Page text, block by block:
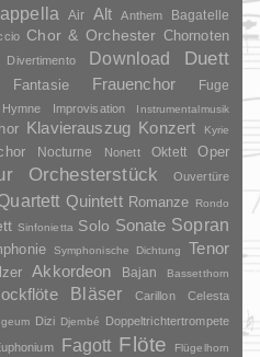
Air Alt Anthem Bagatelle
Chor & Orchester Chornoten
Divertimento Download
Duett
Fantasie Frauenchor Fuge
Hymne Improvisation Instrumentalmusik
Klavierauszug Konzert Kyrie
Nocturne Nonett Oktett Oper
Orchesterstück Ouvertüre
Quintett Romanze Rondo
Sinfonietta Solo Sonate Sopran
Symphonische Dichtung Tenor
Akkordeon Bajan Bassetthorn
Bläser Carillon Celesta
Dizi Djembé Doppeltrichtertrompete
Fagott Flöte
Flügelhorn